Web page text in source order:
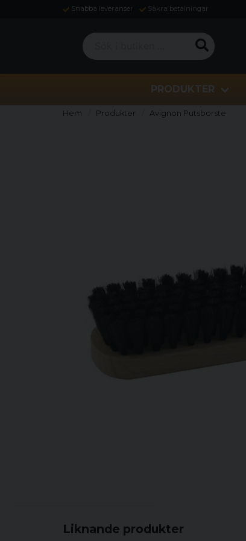
Snabba leveranser Säkra betalningar
Sök i butiken ...
PRODUKTER
Hem Produkter Avignon Putsborste
Liknande produkter